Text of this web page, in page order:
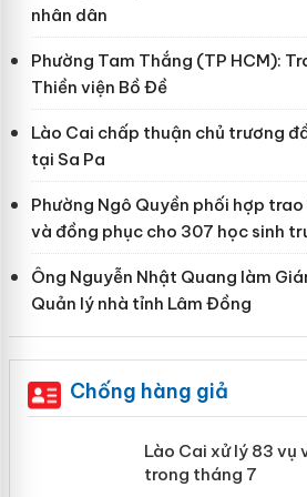
nhân dân
Phường Tam Thắng (TP HCM):
Thiền viện Bồ Đề
Lào Cai chấp thuận chủ trương
tại Sa Pa
Phường Ngô Quyền phối hợp
và đồng phục cho 307 học sinh
Ông Nguyễn Nhật Quang làm
Quản lý nhà tỉnh Lâm Đồng
Chống hàng giả
Lào Cai xử lý 83
mại trong tháng 7